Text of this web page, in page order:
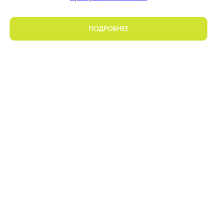
ПОДРОБНЕЕ